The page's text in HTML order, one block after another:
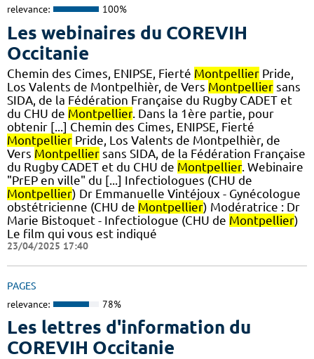
relevance: 100%
Les webinaires du COREVIH
Occitanie
Chemin des Cimes, ENIPSE, Fierté Montpellier Pride,
Los Valents de Montpelhièr, de Vers Montpellier sans
SIDA, de la Fédération Française du Rugby CADET et
du CHU de Montpellier. Dans la 1ère partie, pour
obtenir [...] Chemin des Cimes, ENIPSE, Fierté
Montpellier Pride, Los Valents de Montpelhièr, de
Vers Montpellier sans SIDA, de la Fédération Française
du Rugby CADET et du CHU de Montpellier. Webinaire
"PrEP en ville" du [...] Infectiologues (CHU de
Montpellier) Dr Emmanuelle Vintéjoux - Gynécologue
obstétricienne (CHU de Montpellier) Modératrice : Dr
Marie Bistoquet - Infectiologue (CHU de Montpellier)
Le film qui vous est indiqué
23/04/2025 17:40
PAGES
relevance: 78%
Les lettres d'information du
COREVIH Occitanie